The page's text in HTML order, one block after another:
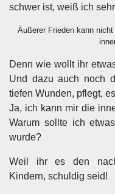
schwer ist, weiß ich
Äußerer Frieden kann
Denn wie wollt ihr
Und dazu auch noch
tiefen Wunden, pflegt,
Ja, ich kann mir die
Warum sollte ich
wurde?
Weil ihr es den
Kindern, schuldig seid!